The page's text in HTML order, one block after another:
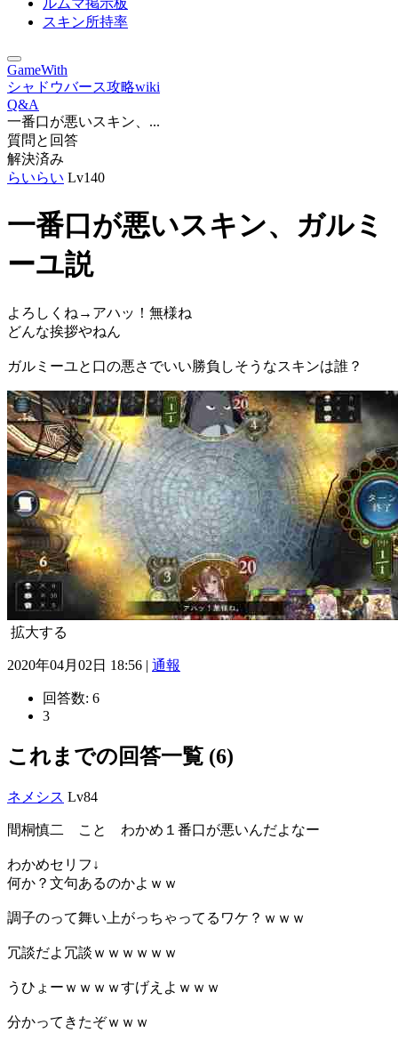
ルムマ掲示板
スキン所持率
GameWith
シャドウバース攻略wiki
Q&A
一番口が悪いスキン、...
質問と回答
解決済み
らいらい Lv140
一番口が悪いスキン、ガルミ
ーユ説
よろしくね→アハッ！無様ね
どんな挨拶やねん
ガルミーユと口の悪さでいい勝負しそうなスキンは誰？
拡大する
2020年04月02日 18:56 | 通報
回答数: 6
3
これまでの回答一覧 (6)
ネメシス Lv84
間桐慎二 こと わかめ１番口が悪いんだよなー
わかめセリフ↓
何か？文句あるのかよｗｗ
調子のって舞い上がっちゃってるワケ？ｗｗｗ
冗談だよ冗談ｗｗｗｗｗｗ
うひょーｗｗｗｗすげえよｗｗｗ
分かってきたぞｗｗｗ